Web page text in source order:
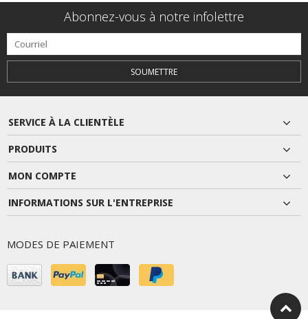
Abonnez-vous à notre infolettre
SOUMETTRE
SERVICE À LA CLIENTÈLE
PRODUITS
MON COMPTE
INFORMATIONS SUR L'ENTREPRISE
MODES DE PAIEMENT